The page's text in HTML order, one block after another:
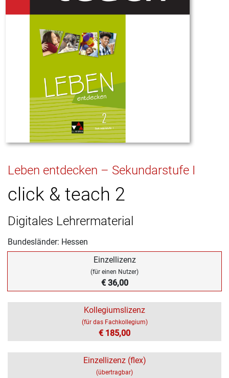
Leben entdecken – Sekundarstufe I
click & teach 2
Digitales Lehrermaterial
Bundesländer: Hessen
Einzellizenz
(für einen Nutzer)
€ 36,00
Kollegiumslizenz
(für das Fachkollegium)
€ 185,00
Einzellizenz (flex)
(übertragbar)